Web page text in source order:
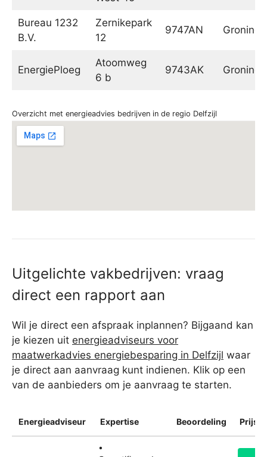
Bureau 1232
B.V.
Zernikepark
12
9747AN
EnergiePloeg
Atoomweg
6 b
9743AK
Overzicht met energieadvies bedrijven in de regio Delfzijl
Uitgelichte vakbedrijven: vraag
direct een rapport aan
Wil je direct een afspraak inplannen? Bijgaand kan
je kiezen uit energieadviseurs voor
maatwerkadvies energiebesparing in Delfzijl waar
je direct aan aanvraag kunt indienen. Klik op een
van de aanbieders om je aanvraag te starten.
Energieadviseur Expertise Beoordeling
•